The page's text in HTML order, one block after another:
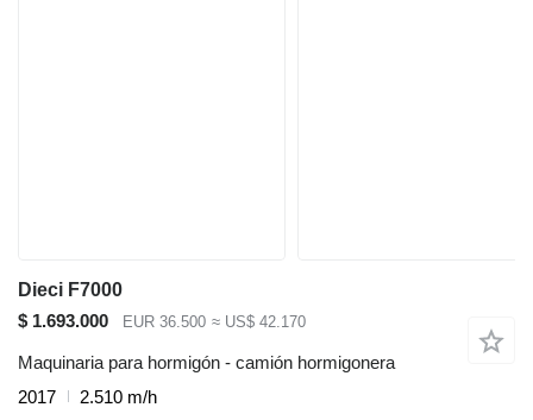
Dieci F7000
$ 1.693.000
EUR 36.500 ≈ US$ 42.170
Maquinaria para hormigón - camión hormigonera
2017
2.510 m/h